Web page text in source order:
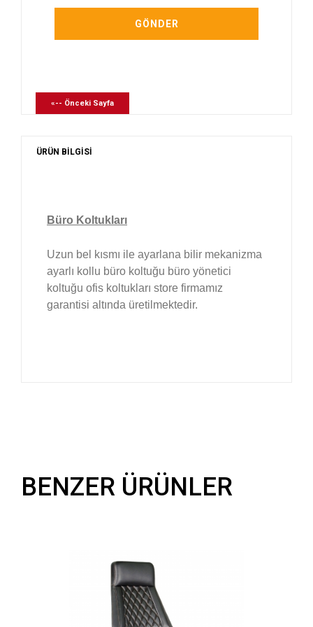
«-- Önceki Sayfa
ÜRÜN BİLGİSİ
Büro Koltukları
Uzun bel kısmı ile ayarlana bilir mekanizma
ayarlı kollu büro koltuğu büro yönetici
koltuğu ofis koltukları store firmamız
garantisi altında üretilmektedir.
BENZER ÜRÜNLER